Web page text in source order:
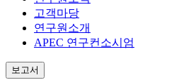
고객마당
연구원소개
APEC 연구컨소시엄
보고서